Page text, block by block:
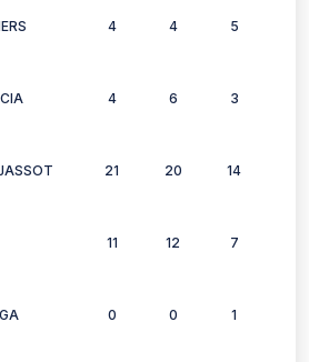
4 4 5
4 6 3
21 20 14
11 12 7
0 0 1